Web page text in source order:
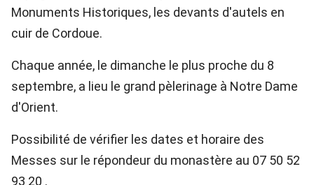
Monuments Historiques, les devants d'autels en
cuir de Cordoue.
Chaque année, le dimanche le plus proche du 8
septembre, a lieu le grand pèlerinage à Notre Dame
d'Orient.
Possibilité de vérifier les dates et horaire des
Messes sur le répondeur du monastère au 07 50 52
93 20 .